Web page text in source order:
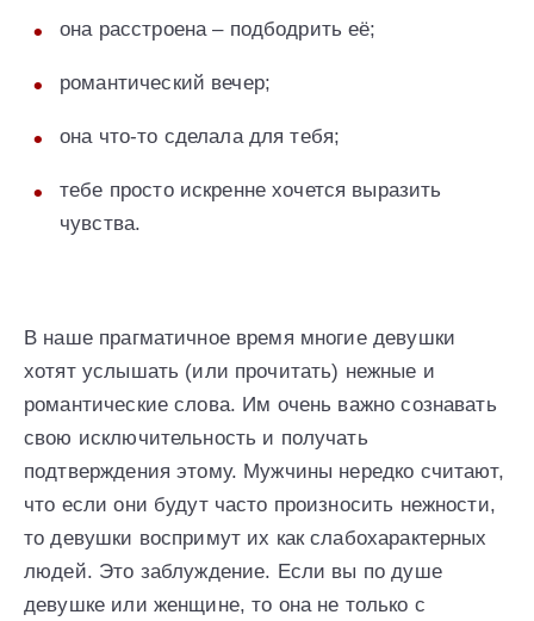
она расстроена – подбодрить её;
романтический вечер;
она что-то сделала для тебя;
тебе просто искренне хочется выразить
чувства.
В наше прагматичное время многие девушки
хотят услышать (или прочитать) нежные и
романтические слова. Им очень важно сознавать
свою исключительность и получать
подтверждения этому. Мужчины нередко считают,
что если они будут часто произносить нежности,
то девушки воспримут их как слабохарактерных
людей. Это заблуждение. Если вы по душе
девушке или женщине, то она не только с